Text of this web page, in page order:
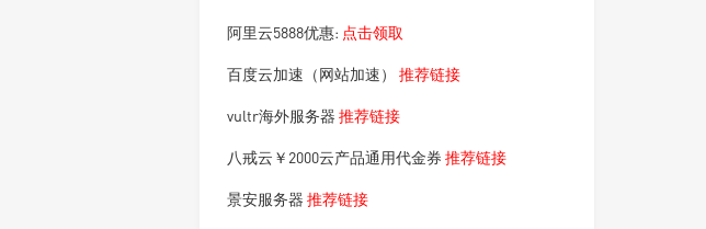
阿里云5888优惠: 点击领取
百度云加速（网站加速）推荐链接
vultr海外服务器推荐链接
八戒云￥2000云产品通用代金券推荐链接
景安服务器推荐链接